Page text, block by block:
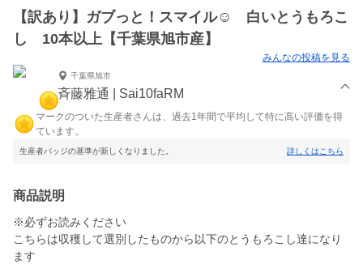
【訳あり】ガブっと！スマイル☺︎ 白いとうもろこ
し 10本以上【千葉県旭市産】
みんなの投稿を見る
千葉県旭市
斉藤雅通 | Sai10faRM
マークのついた生産者さんは、過去1年間で平均して特に高い評価を得
ています。
生産者バッジの基準が新しくなりました。 詳しくはこちら
商品説明
※必ずお読みください
こちらは収穫して選別したものから以下のとうもろこし達になり
ます